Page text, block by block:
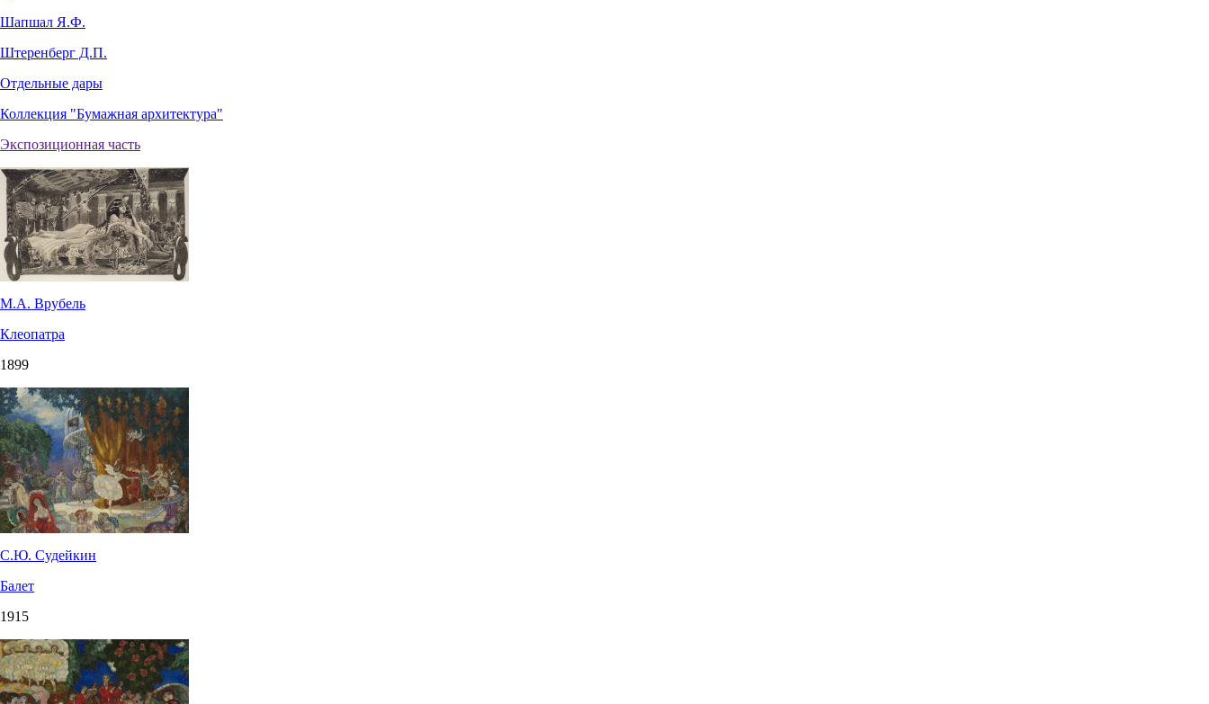
Шапшал Я.Ф.
Штеренберг Д.П.
Отдельные дары
Коллекция "Бумажная архитектура"
Экспозиционная часть
М.А. Врубель
Клеопатра
1899
С.Ю. Судейкин
Балет
1915